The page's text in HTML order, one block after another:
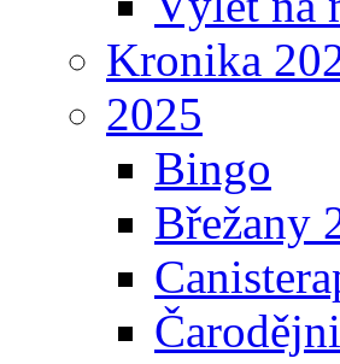
Kronika
2025
Bingo
Břežany